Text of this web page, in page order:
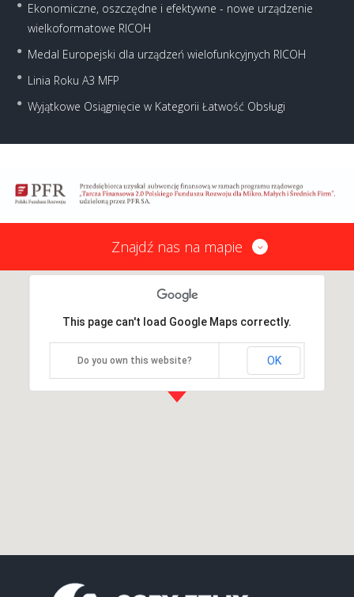
Ekonomiczne, oszczędne i efektywne - nowe urządzenie
wielkoformatowe RICOH
Medal Europejski dla urządzeń wielofunkcyjnych RICOH
Linia Roku A3 MFP
Wyjątkowe Osiągnięcie w Kategorii Łatwość Obsługi
Znajdź nas na mapie
This page can't load Google Maps correctly.
Do you own this website? OK